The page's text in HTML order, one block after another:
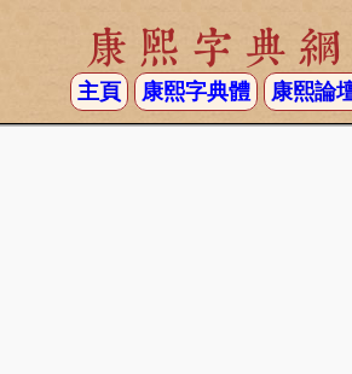
康熙字典網
主頁 康熙字典體 康熙論